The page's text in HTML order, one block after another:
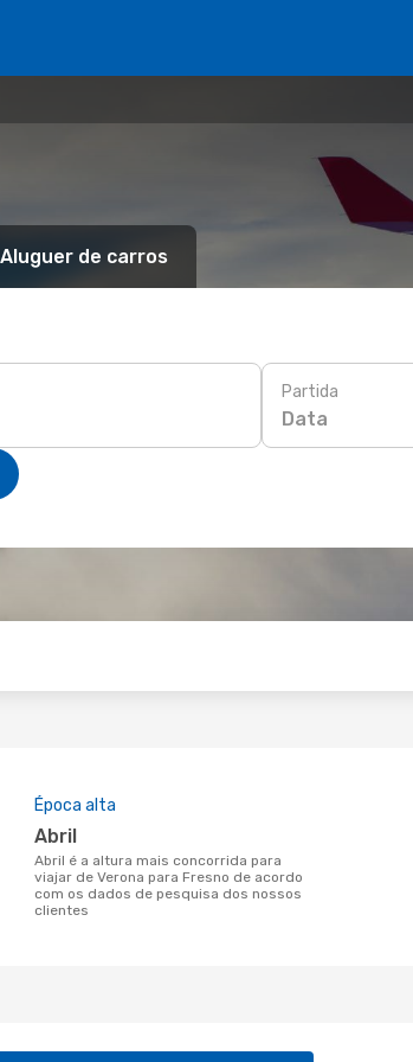
Aluguer de carros
Partida
Data
Época alta
abril
abril é a altura mais concorrida para
viajar de Verona para Fresno de acordo
com os dados de pesquisa dos nossos
clientes